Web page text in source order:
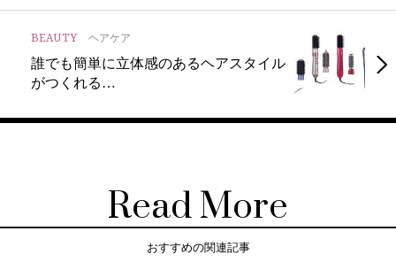
BEAUTY ヘアケア
誰でも簡単に立体感のあるヘアスタイル
がつくれる…
Read More
おすすめの関連記事